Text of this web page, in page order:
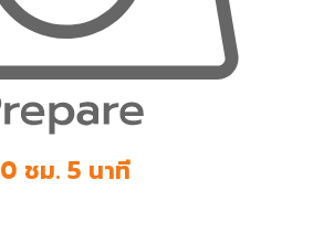
0 ชม. 5 นาที